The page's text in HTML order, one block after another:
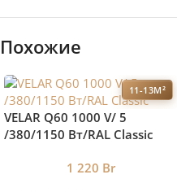
Похожие
11-13М²
VELAR Q60 1000 V/ 5
/380/1150 Вт/RAL Classic
1 220 Br